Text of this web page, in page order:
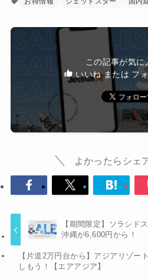
この記事が気に
いいね または フ
よかったらシェ
【期間限定】ソラシド
沖縄が6,600円から！
【片道2万円台から】アジアリゾー
しもう！【エアアジア】